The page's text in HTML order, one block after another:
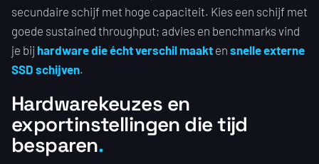
secundaire schijf met hoge capaciteit. Kies een schijf met
goede sustained throughput; advies en benchmarks vind
je bij hardware die écht verschil maakt en snelle externe
SSD schijven.
Hardwarekeuzes en
exportinstellingen die tijd
besparen